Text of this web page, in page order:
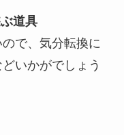
道具
で、気分転換に
いかがでしょう